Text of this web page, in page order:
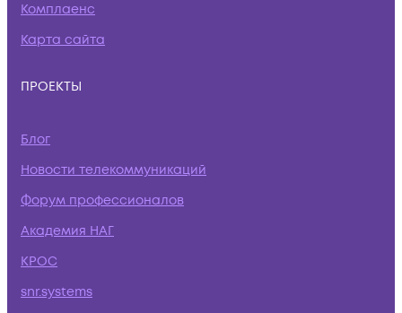
Комплаенс
Карта сайта
ПРОЕКТЫ
Блог
Новости телекоммуникаций
Форум профессионалов
Академия НАГ
КРОС
snr.systems